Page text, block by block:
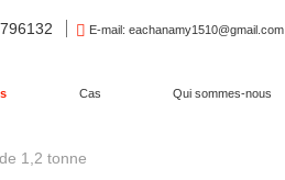
Cas Qui sommes-nous
E-mail: eachanamy1510@gmail.com
1,2 tonne